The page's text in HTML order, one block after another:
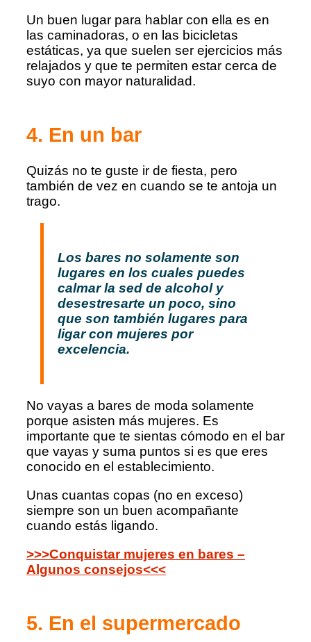
Un buen lugar para hablar con ella es en
las caminadoras, o en las bicicletas
estáticas, ya que suelen ser ejercicios más
relajados y que te permiten estar cerca de
suyo con mayor naturalidad.
4. En un bar
Quizás no te guste ir de fiesta, pero
también de vez en cuando se te antoja un
trago.
Los bares no solamente son
lugares en los cuales puedes
calmar la sed de alcohol y
desestresarte un poco, sino
que son también lugares para
ligar con mujeres por
excelencia.
No vayas a bares de moda solamente
porque asisten más mujeres. Es
importante que te sientas cómodo en el bar
que vayas y suma puntos si es que eres
conocido en el establecimiento.
Unas cuantas copas (no en exceso)
siempre son un buen acompañante
cuando estás ligando.
>>>Conquistar mujeres en bares –
Algunos consejos<<<
5. En el supermercado